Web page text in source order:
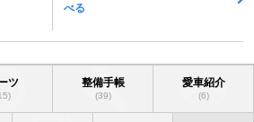
べる
ツ 整備手帳
(39)
愛車紹介
(6)